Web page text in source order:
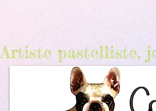
Artiste pastelliste,